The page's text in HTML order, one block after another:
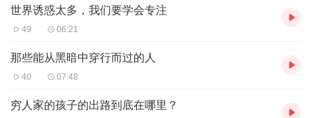
世界诱惑太多，我们要学会专注
49 06:21
那些能从黑暗中穿行而过的人
40 07:48
穷人家的孩子的出路到底在哪里？